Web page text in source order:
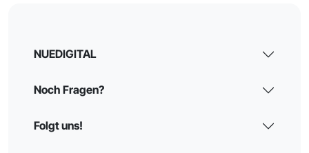
NUEDIGITAL
Noch Fragen?
Folgt uns!